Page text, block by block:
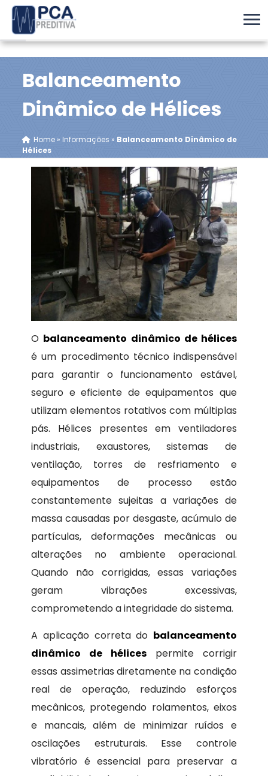
Balanceamento
Dinâmico de Hélices
Home» Informações » Balanceamento Dinâmico de
Hélices
O balanceamento dinâmico de hélices
é um procedimento técnico indispensável
para garantir o funcionamento estável,
seguro e eficiente de equipamentos que
utilizam elementos rotativos com múltiplas
pás. Hélices presentes em ventiladores
industriais, exaustores, sistemas de
ventilação, torres de resfriamento e
equipamentos de processo estão
constantemente sujeitas a variações de
massa causadas por desgaste, acúmulo de
partículas, deformações mecânicas ou
alterações no ambiente operacional.
Quando não corrigidas, essas variações
geram vibrações excessivas,
comprometendo a integridade do sistema.
A aplicação correta do balanceamento
dinâmico de hélices permite corrigir
essas assimetrias diretamente na condição
real de operação, reduzindo esforços
mecânicos, protegendo rolamentos, eixos
e mancais, além de minimizar ruídos e
oscilações estruturais. Esse controle
vibratório é essencial para preservar a